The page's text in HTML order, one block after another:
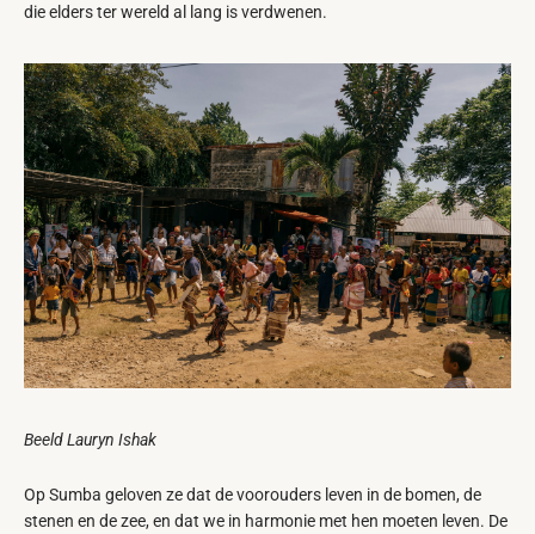
die elders ter wereld al lang is verdwenen.
Beeld Lauryn Ishak
Op Sumba geloven ze dat de voorouders leven in de bomen, de
stenen en de zee, en dat we in harmonie met hen moeten leven. De